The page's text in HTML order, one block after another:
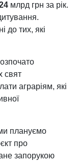
млрд грн за рік.
до тих, які
свят
аграріям, які
плануємо
про
запорукою